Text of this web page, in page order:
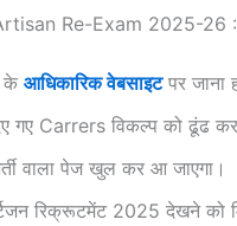
Re-Exam 2025-26
के आधिकारिक वेबसाइटपर जाना
गए Carrers विकल्प को ढूंढ
वाला पेज खुल कर आ जाएगा।
रिक्रूटमेंट 2025 देखने को